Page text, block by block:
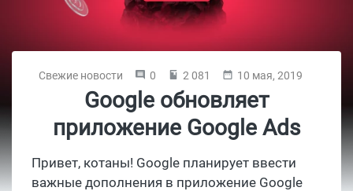
Свежие новости 0 2 081 10 мая, 2019
Google обновляет
приложение Google Ads
Привет, котаны! Google планирует ввести
важные дополнения в приложение Google